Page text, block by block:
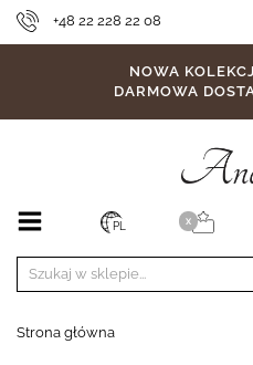
+48 22 228 22 08
NOWA
DARMOWA
PL X
Strona główna